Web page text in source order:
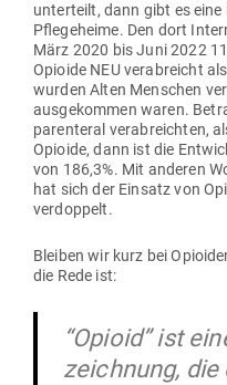
unter­teilt, dann gibt es
Pfle­ge­heime. Den dort
März 2020 bis Juni 2022
Opioide NEU ver­ab­reicht
wurden Alten Men­schen
aus­ge­kommen waren.
par­en­teral ver­ab­reichten,
Opioide, dann ist die
von 186,3%. Mit anderen
hat sich der Einsatz von
verdoppelt.
Bleiben wir kurz bei
die Rede ist:
“Opioid” ist
zeichnung,